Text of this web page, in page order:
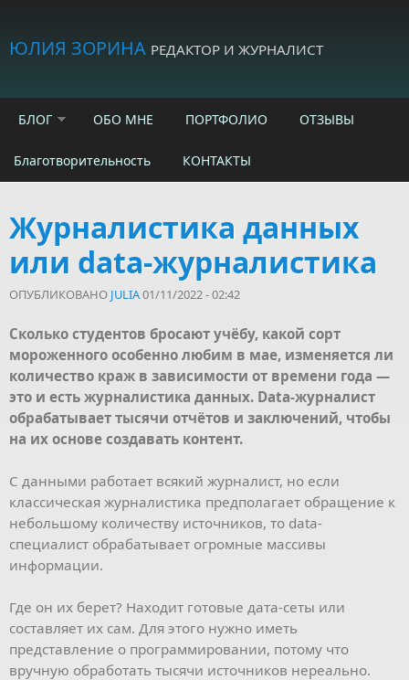
ЮЛИЯ ЗОРИНА РЕДАКТОР И ЖУРНАЛИСТ
БЛОГ ОБО МНЕ ПОРТФОЛИО ОТЗЫВЫ
Благотворительность КОНТАКТЫ
Журналистика данных
или data-журналистика
ОПУБЛИКОВАНО JULIA01/11/2022 - 02:42
Сколько студентов бросают учёбу, какой сорт
мороженного особенно любим в мае, изменяется ли
количество краж в зависимости от времени года —
это и есть журналистика данных. Data-журналист
обрабатывает тысячи отчётов и заключений, чтобы
на их основе создавать контент.
С данными работает всякий журналист, но если
классическая журналистика предполагает обращение к
небольшому количеству источников, то data-
специалист обрабатывает огромные массивы
информации.
Где он их берет? Находит готовые дата-сеты или
составляет их сам. Для этого нужно иметь
представление о программировании, потому что
вручную обработать тысячи источников нереально.